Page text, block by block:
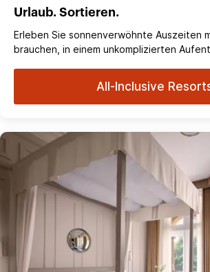
Urlaub. Sortieren.
Erleben Sie sonnenverwöhnte Auszeiten
brauchen, in einem unkomplizierten
All-Inclusive